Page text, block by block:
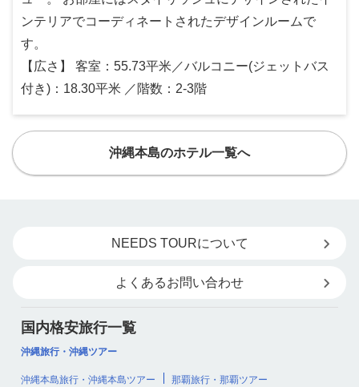
ンテリアでコーディネートされたデザインルームで
す。
【広さ】 客室：55.73平米／バルコニー(ジェットバス
付き)：18.30平米 ／階数：2-3階
沖縄本島のホテル一覧へ
NEEDS TOURについて
よくあるお問い合わせ
国内格安旅行一覧
沖縄旅行・沖縄ツアー
沖縄本島旅行・沖縄本島ツアー
那覇旅行・那覇ツアー